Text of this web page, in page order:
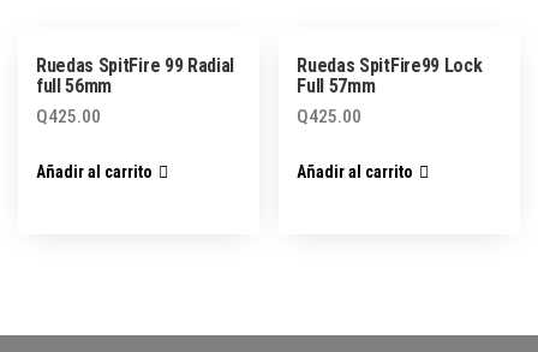
Ruedas SpitFire 99 Radial
full 56mm
Q425.00
Añadir al carrito
Ruedas SpitFire99 Lock
Full 57mm
Q425.00
Añadir al carrito